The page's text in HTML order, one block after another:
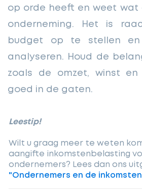
op orde heeft en weet wat
onderneming. Het is
budget op te stellen en
analyseren. Houd de
zoals de omzet, winst en
goed in de gaten.
Leestip!
Wilt u graag meer te weten
aangifte inkomstenbelasting
ondernemers? Lees dan ons
"Ondernemers en de